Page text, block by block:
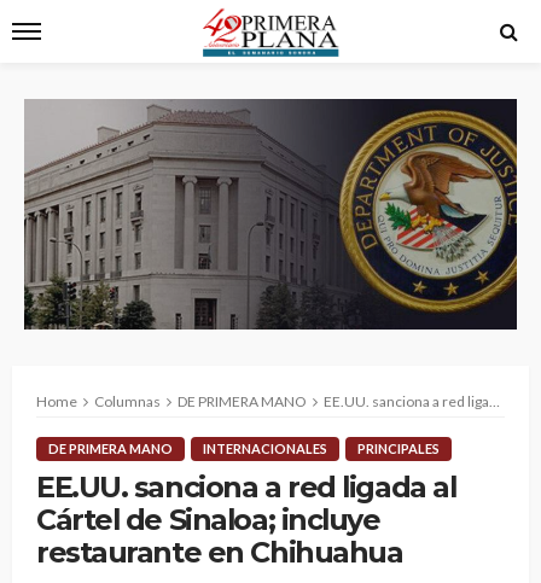
Home Columnas DE PRIMERA MANO EE.UU. sanciona a red ligada al Cártel de Sinaloa; incluye restaurante en Chihuahua
DE PRIMERA MANO INTERNACIONALES PRINCIPALES
EE.UU. sanciona a red ligada al
Cártel de Sinaloa; incluye
restaurante en Chihuahua